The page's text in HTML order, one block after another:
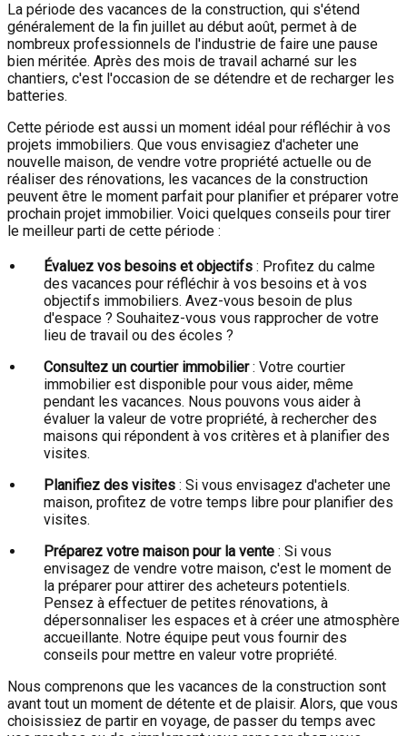
La période des vacances de la construction, qui s'étend
généralement de la fin juillet au début août, permet à de
nombreux professionnels de l'industrie de faire une pause
bien méritée. Après des mois de travail acharné sur les
chantiers, c'est l'occasion de se détendre et de recharger les
batteries.
Cette période est aussi un moment idéal pour réfléchir à vos
projets immobiliers. Que vous envisagiez d'acheter une
nouvelle maison, de vendre votre propriété actuelle ou de
réaliser des rénovations, les vacances de la construction
peuvent être le moment parfait pour planifier et préparer votre
prochain projet immobilier. Voici quelques conseils pour tirer
le meilleur parti de cette période :
Évaluez vos besoins et objectifs : Profitez du calme
des vacances pour réfléchir à vos besoins et à vos
objectifs immobiliers. Avez-vous besoin de plus
d'espace ? Souhaitez-vous vous rapprocher de votre
lieu de travail ou des écoles ?
Consultez un courtier immobilier: Votre courtier
immobilier est disponible pour vous aider, même
pendant les vacances. Nous pouvons vous aider à
évaluer la valeur de votre propriété, à rechercher des
maisons qui répondent à vos critères et à planifier des
visites.
Planifiez des visites : Si vous envisagez d'acheter une
maison, profitez de votre temps libre pour planifier des
visites.
Préparez votre maison pour la vente : Si vous
envisagez de vendre votre maison, c'est le moment de
la préparer pour attirer des acheteurs potentiels.
Pensez à effectuer de petites rénovations, à
dépersonnaliser les espaces et à créer une atmosphère
accueillante. Notre équipe peut vous fournir des
conseils pour mettre en valeur votre propriété.
Nous comprenons que les vacances de la construction sont
avant tout un moment de détente et de plaisir. Alors, que vous
choisissiez de partir en voyage, de passer du temps avec